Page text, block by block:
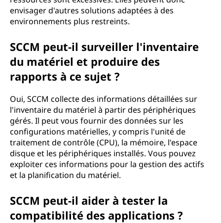
envisager d'autres solutions adaptées à des
environnements plus restreints.
SCCM peut-il surveiller l'inventaire
du matériel et produire des
rapports à ce sujet ?
Oui, SCCM collecte des informations détaillées sur
l'inventaire du matériel à partir des périphériques
gérés. Il peut vous fournir des données sur les
configurations matérielles, y compris l'unité de
traitement de contrôle (CPU), la mémoire, l'espace
disque et les périphériques installés. Vous pouvez
exploiter ces informations pour la gestion des actifs
et la planification du matériel.
SCCM peut-il aider à tester la
compatibilité des applications ?